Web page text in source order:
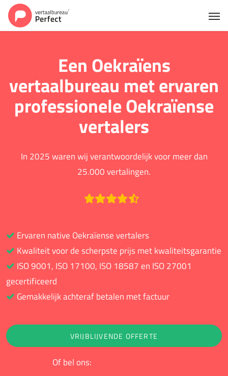
Een Oekraïens
vertaalbureau met ervaren
professionele Oekraïense
vertalers
In 2025 waren wij verantwoordelijk voor meer dan
25.000 vertalingen.
Ervaren native Oekraïense vertalers
Kwaliteit voor de scherpste prijs met kwaliteitsgarantie
ISO 9001, ISO 17100, ISO 18587 en ISO 27001
gecertificeerd
Gemakkelijk achteraf betalen met factuur
VRIJBLIJVENDE OFFERTE
Of bel ons: